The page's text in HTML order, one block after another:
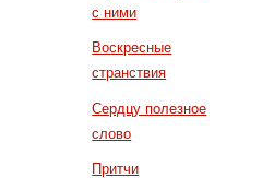
с ними
Воскресные
странствия
Сердцу полезное
слово
Притчи